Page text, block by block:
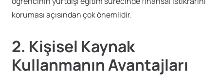
koruması açısından çok önemlidir.
2. Kişisel Kaynak
Kullanmanın Avantajları